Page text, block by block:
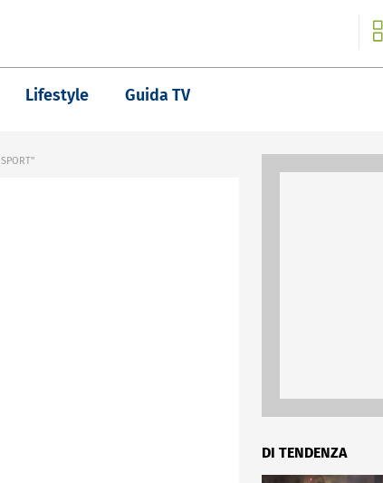
Lifestyle Guida TV
DI TENDENZA